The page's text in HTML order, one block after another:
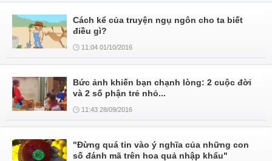
Cách kể của truyện ngụ ngôn cho ta biết
điều gì?
11:04 01/10/2016
Bức ảnh khiến bạn chạnh lòng: 2 cuộc đời
và 2 số phận trẻ nhỏ...
11:43 28/09/2016
"Đừng quá tin vào ý nghĩa của những con
số đánh mã trên hoa quả nhập khẩu"